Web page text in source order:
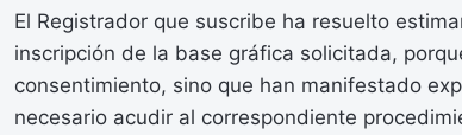
El Registrador que suscribe ha resuelto
inscripción de la base gráfica solicitada,
consentimiento, sino que han manifestado
necesario acudir al correspondiente